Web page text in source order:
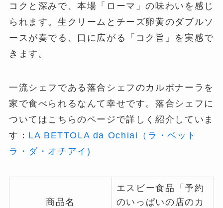
コクと深みで、本場「ローマ」の味わいを感じ
られます。生クリームとチーズ卵黄のダブルソ
ースが奏でる、口に広がる「コク旨」を実感で
きます。
一流シェフである落合シェフのカルボナーラを
家で食べられるなんて幸せです。落合シェフに
ついてはこちらのページで詳しく紹介していま
す： LA BETTOLA da Ochiai（ラ・ベット
ラ・ダ・オチアイ)
商品名
エスビー食品「予約
のいっぱいの店のカ